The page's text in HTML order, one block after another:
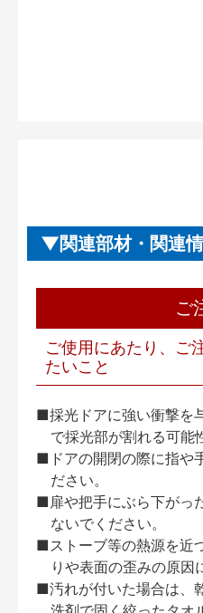
関連部材・関連
ご
ご使用にあたり、ご
たいこと
■採光ドアに強い衝撃を
で採光部が割れる可能
■ドアの開閉の際に指や
ださい。
■扉や把手にぶら下がっ
ないでください。
■ストーブ等の熱源を近
りや表面の歪みの原因
■汚れが付いた場合は、